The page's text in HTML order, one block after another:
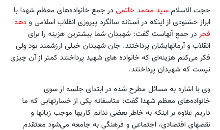
حجت الاسلام سید محمد خاتمی در جمع خانواده‌های معظم شهدا با
ابراز خشنودی از اینکه در آستانه سالگرد پیروزی انقلاب اسلامی و دهه
فجردر جمع آنهاست گفت: شهیدان شما بیشترین هزینه را برای
انقلاب و آرمانهایشان پرداختند. جان شهیدان خیلی ارزشمند بود ولی
فکر می‌کنم هزینه‌ای که خانواده های شهید پرداختند کمتر از آن چیزی
نیست که شهیدان پرداختند.
وی با اشاره به مسائل مطرح شده در ابتدای جلسه از سوی
خانواده‌های معظم شهدا گفت: متاسفانه یکی از خسارتهایی که ما
داریم علاوه بر اینکه به خاطر بعضی ندانم کاریها موجب زیانها و
نقصهای اقتصادی، اجتماعی و فرهنگی به جامعه می‌شود معتقدم